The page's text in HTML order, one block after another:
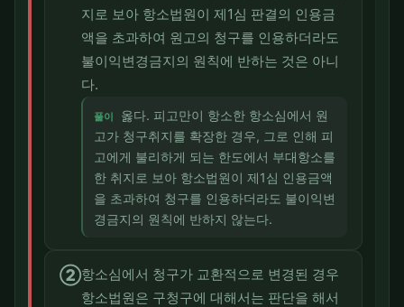
지로 보아 항소법원이 제1심 판결의 인용금
액을 초과하여 원고의 청구를 인용하더라도
불이익변경금지의 원칙에 반하는 것은 아니
다.
풀이
옳다. 피고만이 항소한 항소심에서 원
고가 청구취지를 확장한 경우, 그로 인해 피
고에게 불리하게 되는 한도에서 부대항소를
한 취지로 보아 항소법원이 제1심 인용금액
을 초과하여 청구를 인용하더라도 불이익변
경금지의 원칙에 반하지 않는다.
②항소심에서 청구가 교환적으로 변경된 경우
항소법원은 구청구에 대해서는 판단을 해서